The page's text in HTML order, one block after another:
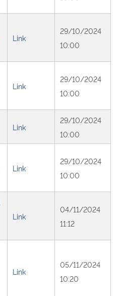
Link
29/10/2024
10:00
Link
29/10/2024
10:00
Link
29/10/2024
10:00
Link
29/10/2024
10:00
Link
04/11/2024
11:12
Link
05/11/2024
10:20